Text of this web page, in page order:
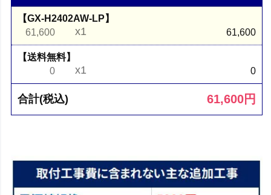
【GX-H2402AW-LP】
61,600
x1 61,600
【送料無料】
0
x1 0
合計(税込) 61,600円